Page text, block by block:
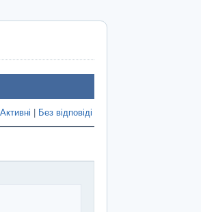
Активні Без відповіді